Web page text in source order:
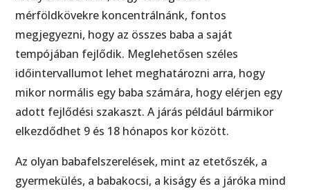
mérföldkövekre koncentrálnánk, fontos
megjegyezni, hogy az összes baba a saját
tempójában fejlődik. Meglehetősen széles
időintervallumot lehet meghatározni arra, hogy
mikor normális egy baba számára, hogy elérjen egy
adott fejlődési szakaszt. A járás például bármikor
elkezdődhet 9 és 18 hónapos kor között.
Az olyan babafelszerelések, mint az etetőszék, a
gyermekülés, a babakocsi, a kiságy és a járóka mind